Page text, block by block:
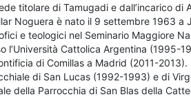
titolare di Tamugadi e dall’incarico di
Noguera è nato il 9 settembre 1963 a
e teologici nel Seminario Maggiore
l’Università Cattolica Argentina
di Comillas a Madrid (2011-2013).
di San Lucas (1992-1993) e di
della Parrocchia di San Blas della